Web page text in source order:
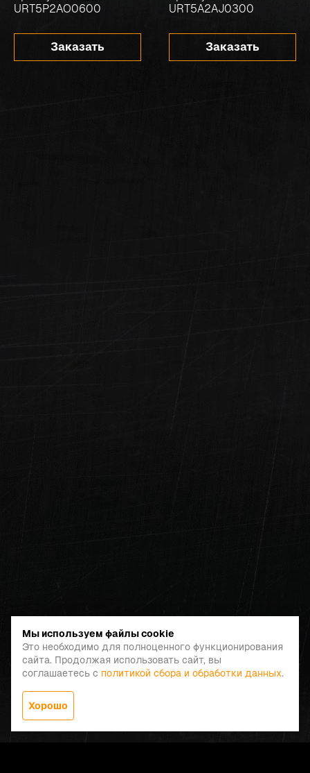
URT5P2AO0600
Заказать
URT5A2AJ0300
Заказать
Мы используем файлы cookie
Это необходимо для полноценного функционирования
сайта. Продолжая использовать сайт, вы
соглашаетесь с политикой сбора и обработки данных.
Хорошо